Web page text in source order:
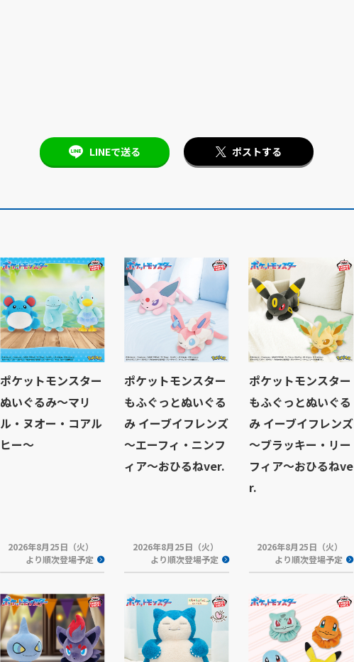
LINEで送る ポストする
ポケットモンスター
ぬいぐるみ～マリ
ル・ヌオー・コアル
ヒー～
2026年8月25日（火）
より順次登場予定
ポケットモンスター
もふぐっとぬいぐる
み イーブイフレンズ
～エーフィ・ニンフ
ィア～おひるねver.
2026年8月25日（火）
より順次登場予定
ポケットモンスター
もふぐっとぬいぐる
み イーブイフレンズ
～ブラッキー・リー
フィア～おひるねve
r.
2026年8月25日（火）
より順次登場予定